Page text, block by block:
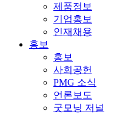
제품정보
기업홍보
인재채용
홍보
홍보
사회공헌
PMG 소식
언론보도
굿모닝 저널